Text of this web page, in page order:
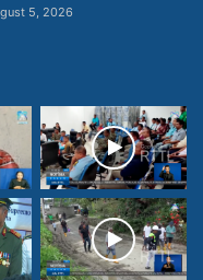
5, 2026